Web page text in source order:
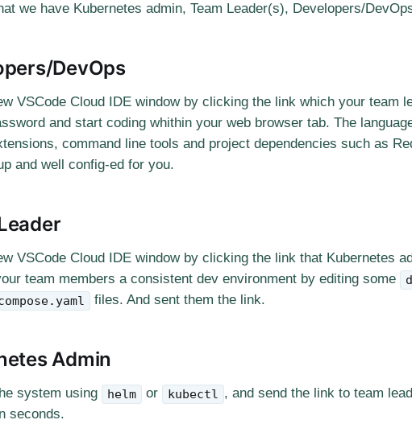
we have Kubernetes admin, Team Leader(s), Developers/
DevOps
VSCode Cloud IDE window by clicking the link which your team
and start coding whithin your web browser tab. The
command line tools and project dependencies such as
and well config-ed for you.
VSCode Cloud IDE window by clicking the link that Kubernetes
team members a consistent dev environment by editing some
files. And sent them the link.
Admin
system using helm or kubectl , and send the link to team
seconds.